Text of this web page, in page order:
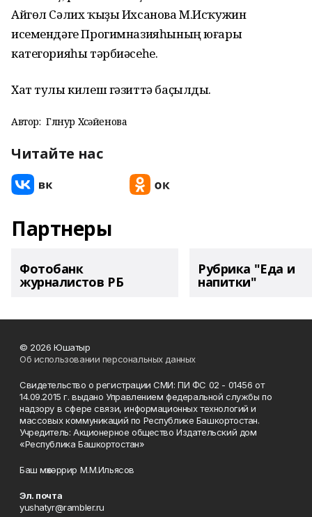
Айгөл Сәлих ҡыҙы Ихсанова М.Исҡужин
исемендәге Прогимназияһының юғары
категорияһы тәрбиәсеһе.
Хат тулы килеш гәзиттә баҫылды.
Автор: Гөлнур Хөсәйенова
Читайте нас
Партнеры
Фотобанк
журналистов РБ
Рубрика "Еда и
напитки"
© 2026 Юшатыр
Об использовании персональных данных
Свидетельство о регистрации СМИ: ПИ ФС 02 - 01456 от
14.09.2015 г. выдано Управлением федеральной службы по
надзору в сфере связи, информационных технологий и
массовых коммуникаций по Республике Башкортостан.
Учредитель: Акционерное общество Издательский дом
«Республика Башкортостан»
Баш мөхәррир М.М.Ильясов
Эл. почта
yushatyr@rambler.ru